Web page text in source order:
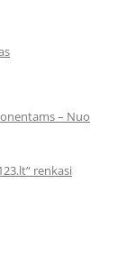
– Nuo
renkasi